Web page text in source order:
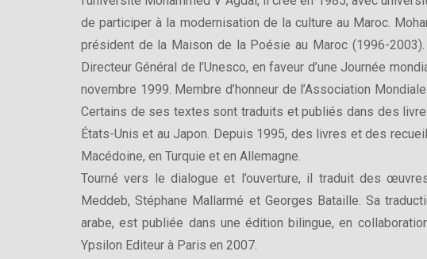
de participer à la modernisation de la culture au Maroc.
président de la Maison de la Poésie au Maroc (1996-
Directeur Général de l’Unesco, en faveur d’une Journée
novembre 1999. Membre d’honneur de l’Association
Certains de ses textes sont traduits et publiés dans des
États-Unis et au Japon. Depuis 1995, des livres et des
Macédoine, en Turquie et en Allemagne.
Tourné vers le dialogue et l’ouverture, il traduit des
Meddeb, Stéphane Mallarmé et Georges Bataille. Sa
arabe, est publiée dans une édition bilingue, en
Ypsilon Editeur à Paris en 2007.